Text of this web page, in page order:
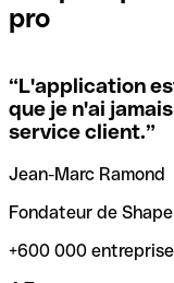
locales.
Si vous n'êtes pas
utiliser, nous avons
codes SWIFT par
vérification/
trouver et vérifier
transferts d’argent.
pro
“L'application
que je n'ai
service client.”
Jean-Marc Ramond
Fondateur de
+600 000